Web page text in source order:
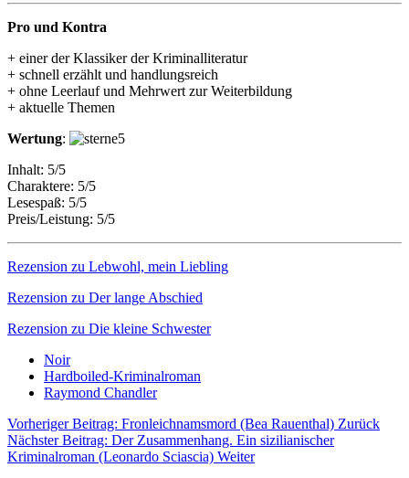
Pro und Kontra
+ einer der Klassiker der Kriminalliteratur
+ schnell erzählt und handlungsreich
+ ohne Leerlauf und Mehrwert zur Weiterbildung
+ aktuelle Themen
Wertung:
Inhalt: 5/5
Charaktere: 5/5
Lesespaß: 5/5
Preis/Leistung: 5/5
Rezension zu Lebwohl, mein Liebling
Rezension zu Der lange Abschied
Rezension zu Die kleine Schwester
Noir
Hardboiled-Kriminalroman
Raymond Chandler
Vorheriger Beitrag: Fronleichnamsmord (Bea Rauenthal) Zurück
Nächster Beitrag: Der Zusammenhang. Ein sizilianischer
Kriminalroman (Leonardo Sciascia) Weiter